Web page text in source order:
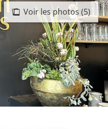
Voir les photos (5)